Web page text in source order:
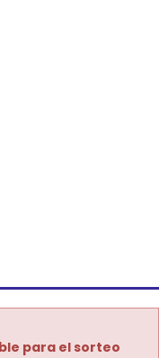
para el sorteo